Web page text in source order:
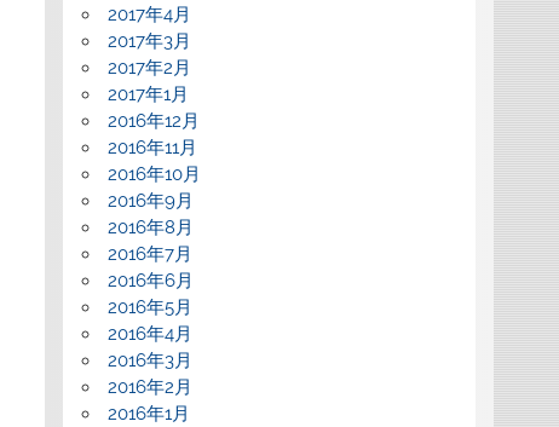
2017年4月
2017年3月
2017年2月
2017年1月
2016年12月
2016年11月
2016年10月
2016年9月
2016年8月
2016年7月
2016年6月
2016年5月
2016年4月
2016年3月
2016年2月
2016年1月